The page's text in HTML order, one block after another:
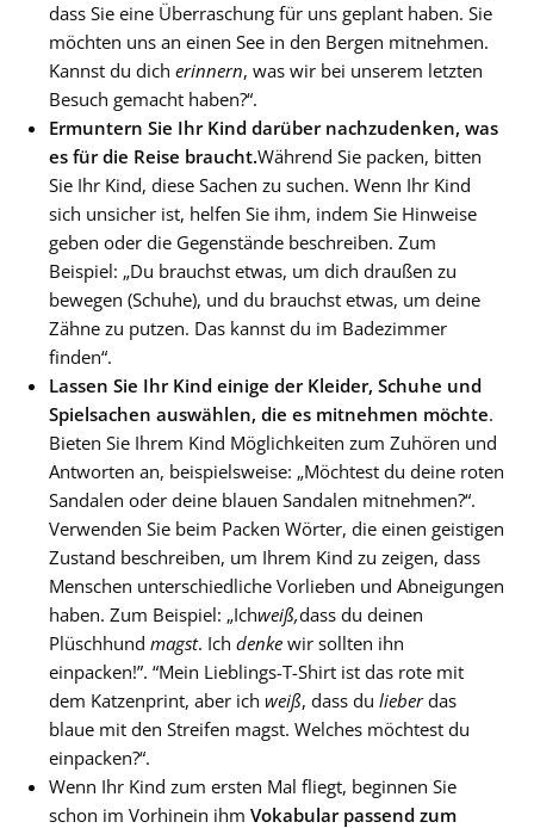
dass Sie eine Überraschung für uns geplant haben. Sie
möchten uns an einen See in den Bergen mitnehmen.
Kannst du dich erinnern, was wir bei unserem letzten
Besuch gemacht haben?“.
Ermuntern Sie Ihr Kind darüber nachzudenken, was
es für die Reise braucht.Während Sie packen, bitten
Sie Ihr Kind, diese Sachen zu suchen. Wenn Ihr Kind
sich unsicher ist, helfen Sie ihm, indem Sie Hinweise
geben oder die Gegenstände beschreiben. Zum
Beispiel: „Du brauchst etwas, um dich draußen zu
bewegen (Schuhe), und du brauchst etwas, um deine
Zähne zu putzen. Das kannst du im Badezimmer
finden“.
Lassen Sie Ihr Kind einige der Kleider, Schuhe und
Spielsachen auswählen, die es mitnehmen möchte.
Bieten Sie Ihrem Kind Möglichkeiten zum Zuhören und
Antworten an, beispielsweise: „Möchtest du deine roten
Sandalen oder deine blauen Sandalen mitnehmen?“.
Verwenden Sie beim Packen Wörter, die einen geistigen
Zustand beschreiben, um Ihrem Kind zu zeigen, dass
Menschen unterschiedliche Vorlieben und Abneigungen
haben. Zum Beispiel: „Ichweiß,dass du deinen
Plüschhund magst. Ich denke wir sollten ihn
einpacken!”. “Mein Lieblings-T-Shirt ist das rote mit
dem Katzenprint, aber ich weiß, dass du lieberdas
blaue mit den Streifen magst. Welches möchtest du
einpacken?“.
Wenn Ihr Kind zum ersten Mal fliegt, beginnen Sie
schon im Vorhinein ihm Vokabular passend zum